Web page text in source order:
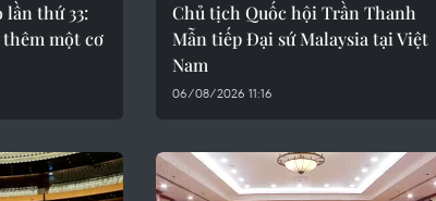
thứ 33:
một cơ
Chủ tịch Quốc hội Trần Thanh
Mẫn tiếp Đại sứ Malaysia tại Việt
Nam
06/08/2026 11:16